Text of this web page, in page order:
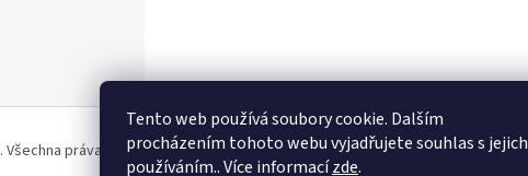
Tento web používá soubory cookie. Dalším
procházením tohoto webu vyjadřujete souhlas s jejich
používáním.. Více informacízde.
. Všechna práva vyhrazena.